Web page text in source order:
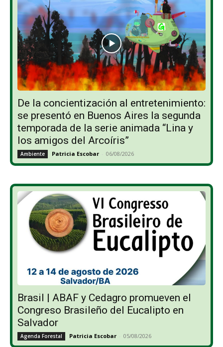
De la concientización al entretenimiento:
se presentó en Buenos Aires la segunda
temporada de la serie animada “Lina y
los amigos del Arcoíris”
Ambiente Patricia Escobar - 06/08/2026
Brasil | ABAF y Cedagro promueven el
Congreso Brasileño del Eucalipto en
Salvador
Agenda Forestal Patricia Escobar - 05/08/2026